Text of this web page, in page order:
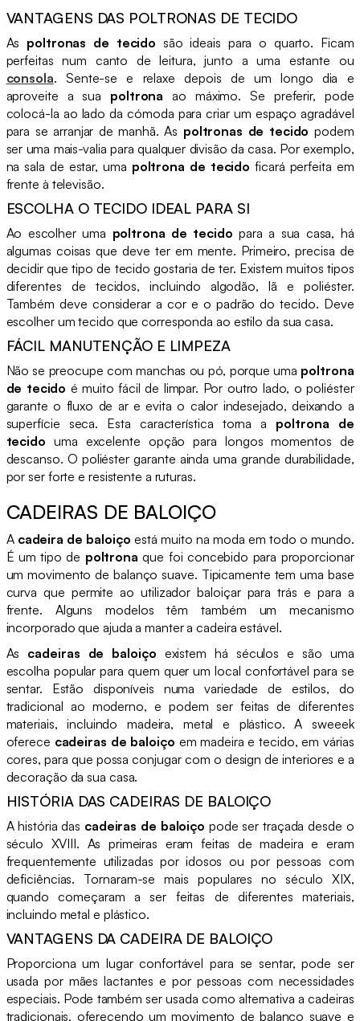
VANTAGENS DAS POLTRONAS DE TECIDO
As poltronas de tecido são ideais para o quarto. Ficam
perfeitas num canto de leitura, junto a uma estante ou
consola. Sente-se e relaxe depois de um longo dia e
aproveite a sua poltrona ao máximo. Se preferir, pode
colocá-la ao lado da cómoda para criar um espaço agradável
para se arranjar de manhã. As poltronas de tecido podem
ser uma mais-valia para qualquer divisão da casa. Por exemplo,
na sala de estar, uma poltrona de tecido ficará perfeita em
frente à televisão.
ESCOLHA O TECIDO IDEAL PARA SI
Ao escolher uma poltrona de tecido para a sua casa, há
algumas coisas que deve ter em mente. Primeiro, precisa de
decidir que tipo de tecido gostaria de ter. Existem muitos tipos
diferentes de tecidos, incluindo algodão, lã e poliéster.
Também deve considerar a cor e o padrão do tecido. Deve
escolher um tecido que corresponda ao estilo da sua casa.
FÁCIL MANUTENÇÃO E LIMPEZA
Não se preocupe com manchas ou pó, porque uma poltrona
de tecido é muito fácil de limpar. Por outro lado, o poliéster
garante o fluxo de ar e evita o calor indesejado, deixando a
superfície seca. Esta característica torna a poltrona de
tecido uma excelente opção para longos momentos de
descanso. O poliéster garante ainda uma grande durabilidade,
por ser forte e resistente a ruturas.
CADEIRAS DE BALOIÇO
A cadeira de baloiço está muito na moda em todo o mundo.
É um tipo de poltrona que foi concebido para proporcionar
um movimento de balanço suave. Tipicamente tem uma base
curva que permite ao utilizador baloiçar para trás e para a
frente. Alguns modelos têm também um mecanismo
incorporado que ajuda a manter a cadeira estável.
As cadeiras de baloiço existem há séculos e são uma
escolha popular para quem quer um local confortável para se
sentar. Estão disponíveis numa variedade de estilos, do
tradicional ao moderno, e podem ser feitas de diferentes
materiais, incluindo madeira, metal e plástico. A sweeek
oferece cadeiras de baloiço em madeira e tecido, em várias
cores, para que possa conjugar com o design de interiores e a
decoração da sua casa.
HISTÓRIA DAS CADEIRAS DE BALOIÇO
A história das cadeiras de baloiço pode ser traçada desde o
século XVIII. As primeiras eram feitas de madeira e eram
frequentemente utilizadas por idosos ou por pessoas com
deficiências. Tornaram-se mais populares no século XIX,
quando começaram a ser feitas de diferentes materiais,
incluindo metal e plástico.
VANTAGENS DA CADEIRA DE BALOIÇO
Proporciona um lugar confortável para se sentar, pode ser
usada por mães lactantes e por pessoas com necessidades
especiais. Pode também ser usada como alternativa a cadeiras
tradicionais, oferecendo um movimento de balanço suave e